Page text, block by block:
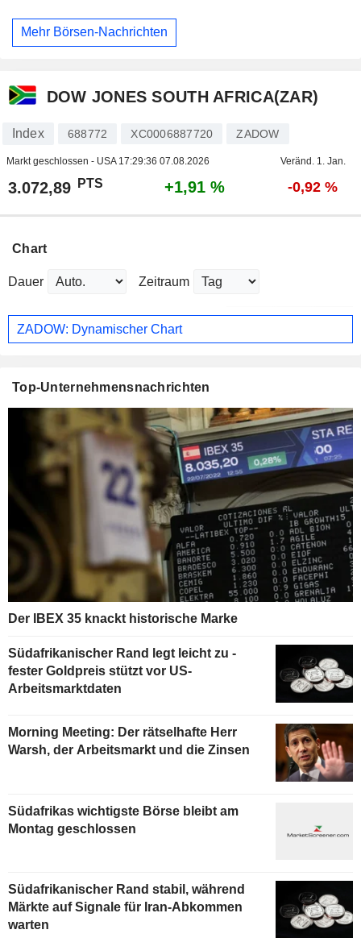
Mehr Börsen-Nachrichten
DOW JONES SOUTH AFRICA(ZAR)
Index 688772 XC0006887720 ZADOW
Markt geschlossen - USA 17:29:36 07.08.2026 Veränd. 1. Jan.
3.072,89 PTS +1,91 % -0,92 %
Chart
Dauer Zeitraum
ZADOW: Dynamischer Chart
Top-Unternehmensnachrichten
Der IBEX 35 knackt historische Marke
Südafrikanischer Rand legt leicht zu -
fester Goldpreis stützt vor US-
Arbeitsmarktdaten
Morning Meeting: Der rätselhafte Herr
Warsh, der Arbeitsmarkt und die Zinsen
Südafrikas wichtigste Börse bleibt am
Montag geschlossen
Südafrikanischer Rand stabil, während
Märkte auf Signale für Iran-Abkommen
warten